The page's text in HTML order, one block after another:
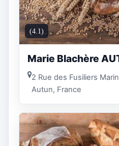
(4.1)
Marie Blachère
2 Rue des Fusiliers
Autun, France